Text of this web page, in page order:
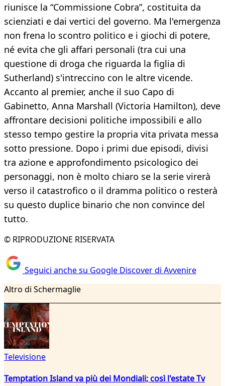
riunisce la “Commissione Cobra”, costituita da
scienziati e dai vertici del governo. Ma l'emergenza
non frena lo scontro politico e i giochi di potere,
né evita che gli affari personali (tra cui una
questione di droga che riguarda la figlia di
Sutherland) s'intreccino con le altre vicende.
Accanto al premier, anche il suo Capo di
Gabinetto, Anna Marshall (Victoria Hamilton), deve
affrontare decisioni politiche impossibili e allo
stesso tempo gestire la propria vita privata messa
sotto pressione. Dopo i primi due episodi, divisi
tra azione e approfondimento psicologico dei
personaggi, non è molto chiaro se la serie virerà
verso il catastrofico o il dramma politico o resterà
su questo duplice binario che non convince del
tutto.
© RIPRODUZIONE RISERVATA
Seguici anche su Google Discover di Avvenire
Altro di Schermaglie
Televisione
Temptation Island va più dei Mondiali; così l'estate Tv